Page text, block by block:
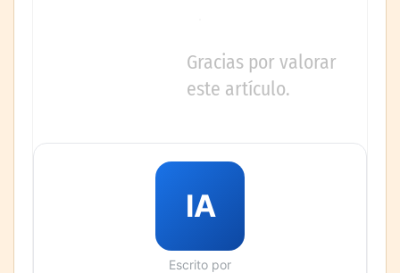
Gracias por valorar
este artículo.
IA
Escrito por